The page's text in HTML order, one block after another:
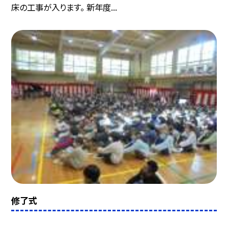
床の工事が入ります。 新年度...
修了式